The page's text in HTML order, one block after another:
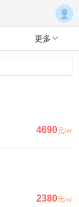
更多
4690元/㎡
2380元/㎡